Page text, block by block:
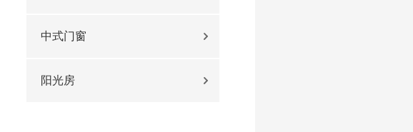
中式门窗
阳光房